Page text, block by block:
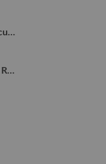
Advisory Researcher, Hybrid Cloud Security
Sr. Research Lead - Agentic AI Security Research